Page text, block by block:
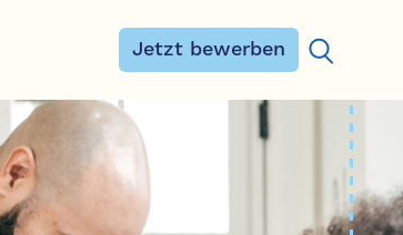
Jetzt bewerben
Suchen